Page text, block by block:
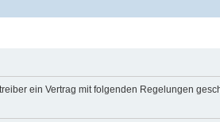
ein Vertrag mit folgenden Regelungen